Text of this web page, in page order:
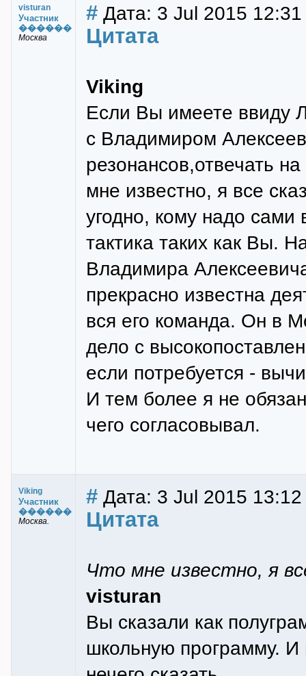
visturan
Участник
������
Москва
# Дата: 3 Jul 2015 12:31
Цитата
Viking
Если Вы имеете ввиду
с Владимиром
резонансов,отвечать
мне известно, я все
угодно, кому надо
тактика таких как Вы.
Владимира
прекрасно известна
вся его команда. Он в
дело с
если потребуется -
И тем более я не
чего согласовывал.
Viking
Участник
������
Москва.
# Дата: 3 Jul 2015
Цитата
Что мне известно, я
visturan
Вы сказали как
школьную программу.